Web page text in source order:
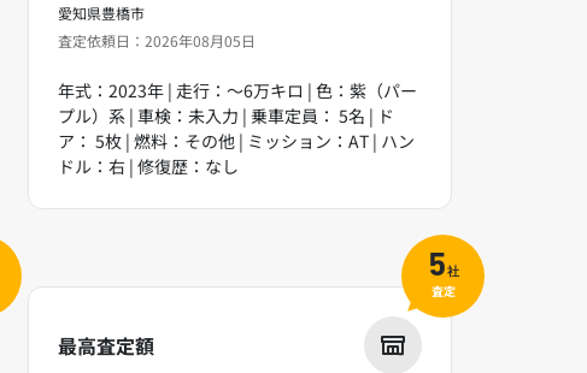
愛知県豊橋市
査定依頼日：2026年08月05日
年式：2023年 | 走行：～6万キロ | 色：紫（パー
プル）系 | 車検：未入力 | 乗車定員： 5名 | ド
ア： 5枚 | 燃料：その他 | ミッション：AT | ハン
ドル：右 | 修復歴：なし
最高査定額
5社
査定